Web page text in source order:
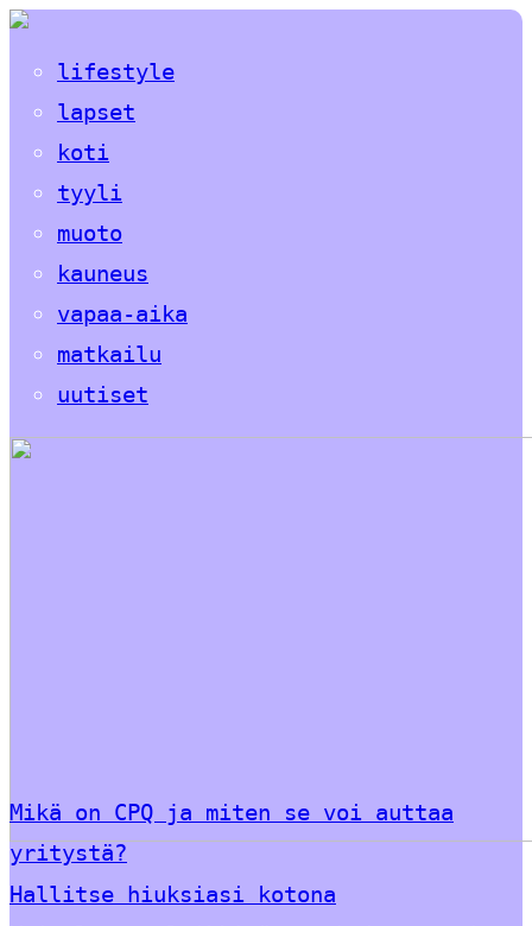
lifestyle
lapset
koti
tyyli
muoto
kauneus
vapaa-aika
matkailu
uutiset
Mikä on CPQ ja miten se voi auttaa
yritystä?
Hallitse hiuksiasi kotona